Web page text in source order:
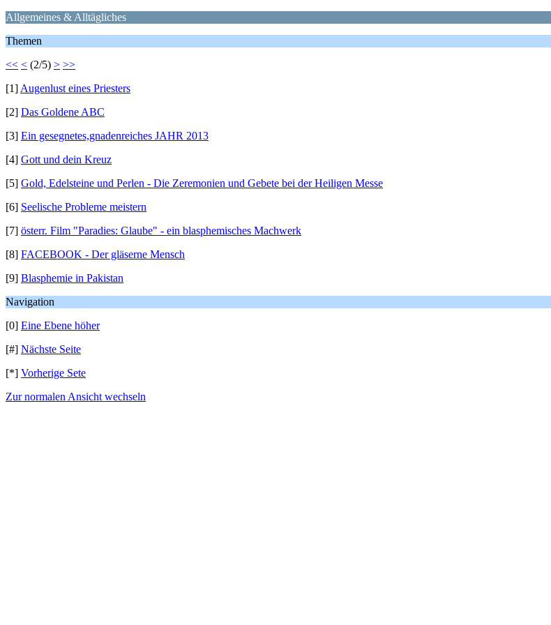
Allgemeines & Alltägliches
Themen
<< < (2/5) > >>
[1] Augenlust eines Priesters
[2] Das Goldene ABC
[3] Ein gesegnetes,gnadenreiches JAHR 2013
[4] Gott und dein Kreuz
[5] Gold, Edelsteine und Perlen - Die Zeremonien und Gebete bei der Heiligen Messe
[6] Seelische Probleme meistern
[7] österr. Film "Paradies: Glaube" - ein blasphemisches Machwerk
[8] FACEBOOK - Der gläserne Mensch
[9] Blasphemie in Pakistan
Navigation
[0] Eine Ebene höher
[#] Nächste Seite
[*] Vorherige Sete
Zur normalen Ansicht wechseln